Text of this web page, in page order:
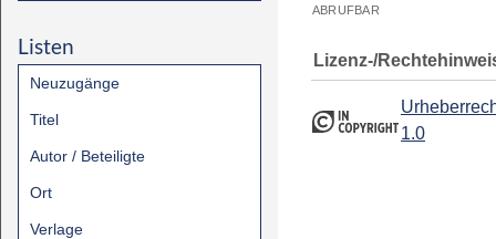
Listen
Neuzugänge
Titel
Autor / Beteiligte
Ort
Verlage
ABRUFBAR
Lizenz-/
1.0